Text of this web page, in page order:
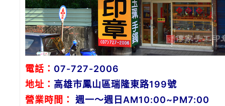
電話： 07-727-2006
地址： 高雄市鳳山區瑞隆東路199號
營業時間：
週一～週日AM10:00~PM7:00